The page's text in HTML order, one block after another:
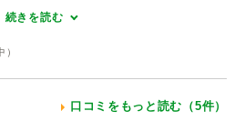
続きを読む
）
口コミをもっと読む（5件）